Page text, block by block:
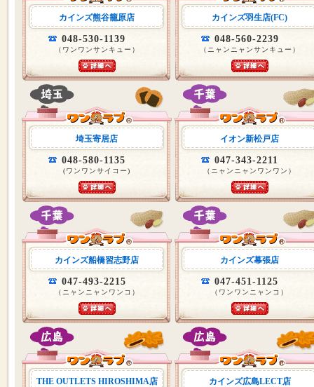
カインズ熊谷籠原店
048-530-1139
（ワンワンサンキュー）
カインズ羽生店(FC)
048-560-2239
（ニャンニャンサンキュー）
埼玉寄居店
048-580-1135
(ワンワンサイコー)
イオン新松戸店
047-343-2211
（ニャンニャンワンワン）
カインズ船橋習志野店
047-493-2215
（ニャンニャンワンコ）
カインズ幕張店
047-451-1125
（ワンワンニャンコ）
THE OUTLETS HIROSHIMA店 カインズ広島LECT店